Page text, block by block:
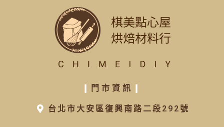
門市資訊
台北市大安區復興南路二段292號